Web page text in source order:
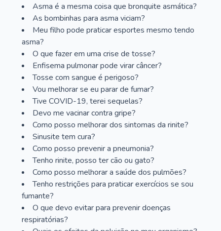
Asma é a mesma coisa que bronquite asmática?
As bombinhas para asma viciam?
Meu filho pode praticar esportes mesmo tendo
asma?
O que fazer em uma crise de tosse?
Enfisema pulmonar pode virar câncer?
Tosse com sangue é perigoso?
Vou melhorar se eu parar de fumar?
Tive COVID-19, terei sequelas?
Devo me vacinar contra gripe?
Como posso melhorar dos sintomas da rinite?
Sinusite tem cura?
Como posso prevenir a pneumonia?
Tenho rinite, posso ter cão ou gato?
Como posso melhorar a saúde dos pulmões?
Tenho restrições para praticar exercícios se sou
fumante?
O que devo evitar para prevenir doenças
respiratórias?